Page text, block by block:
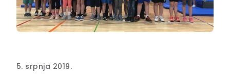
5. srpnja 2019.